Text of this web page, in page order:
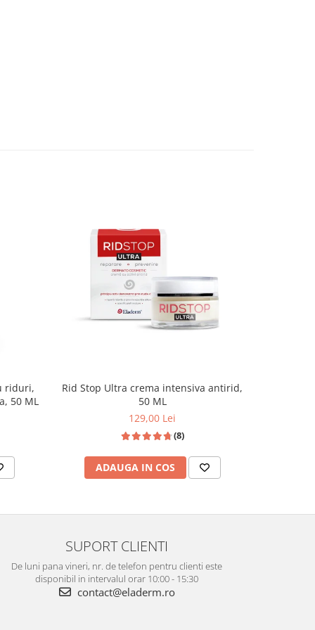
50 ML
Rid Stop Ultra crema intensiva antirid,
50 ML
129,00 Lei
(8)
ADAUGA IN COS
SUPORT CLIENTI
De luni pana vineri, nr. de telefon pentru clienti este
disponibil in intervalul orar 10:00 - 15:30
contact@eladerm.ro